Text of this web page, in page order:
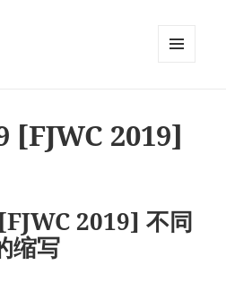
[FJWC 2019]
2019] 不同
缩写